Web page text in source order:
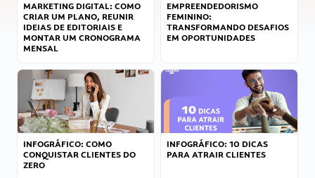
MARKETING DIGITAL: COMO
CRIAR UM PLANO, REUNIR
IDEIAS DE EDITORIAIS E
MONTAR UM CRONOGRAMA
MENSAL
EMPREENDEDORISMO
FEMININO:
TRANSFORMANDO DESAFIOS
EM OPORTUNIDADES
INFOGRÁFICO: COMO
CONQUISTAR CLIENTES DO
ZERO
INFOGRÁFICO: 10 DICAS
PARA ATRAIR CLIENTES